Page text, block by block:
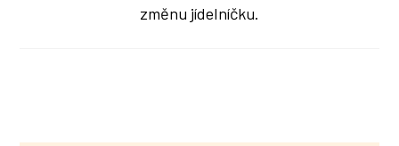
změnu jídelníčku.